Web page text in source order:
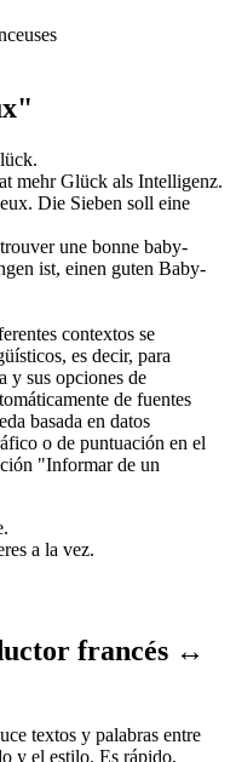
mehr Glück als Intelligenz.
. Die Sieben soll eine
une bonne baby-
ist, einen guten Baby-
contextos se
es decir, para
y sus opciones de
de fuentes
basada en datos
o de puntuación en el
"Informar de un
a la vez.
francés ↔
textos y palabras entre
y el estilo. Es rápido,